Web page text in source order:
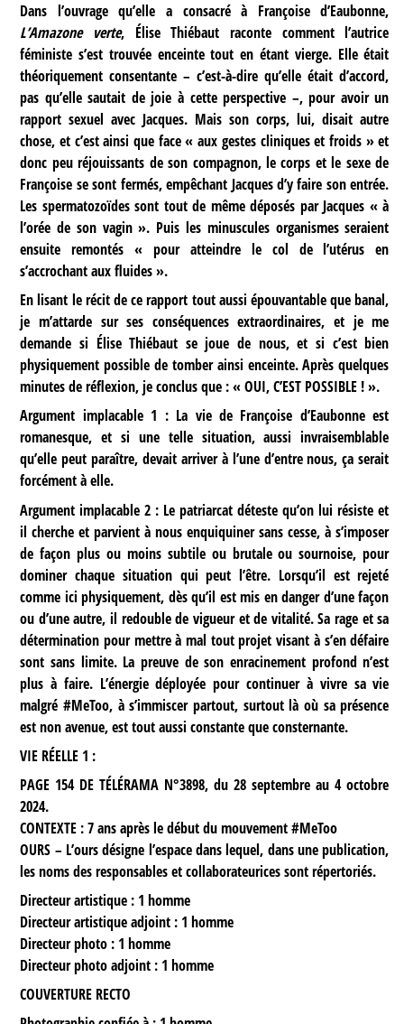
Dans l’ouvrage qu’elle a consacré à Françoise d’Eaubonne,
L’Amazone verte, Élise Thiébaut raconte comment l’autrice
féministe s’est trouvée enceinte tout en étant vierge. Elle était
théoriquement consentante – c’est-à-dire qu’elle était d’accord,
pas qu’elle sautait de joie à cette perspective –, pour avoir un
rapport sexuel avec Jacques. Mais son corps, lui, disait autre
chose, et c’est ainsi que face « aux gestes cliniques et froids » et
donc peu réjouissants de son compagnon, le corps et le sexe de
Françoise se sont fermés, empêchant Jacques d’y faire son entrée.
Les spermatozoïdes sont tout de même déposés par Jacques « à
l’orée de son vagin ». Puis les minuscules organismes seraient
ensuite remontés « pour atteindre le col de l’utérus en
s’accrochant aux fluides ».
En lisant le récit de ce rapport tout aussi épouvantable que banal,
je m’attarde sur ses conséquences extraordinaires, et je me
demande si Élise Thiébaut se joue de nous, et si c’est bien
physiquement possible de tomber ainsi enceinte. Après quelques
minutes de réflexion, je conclus que : « OUI, C’EST POSSIBLE ! ».
Argument implacable 1 : La vie de Françoise d’Eaubonne est
romanesque, et si une telle situation, aussi invraisemblable
qu’elle peut paraître, devait arriver à l’une d’entre nous, ça serait
forcément à elle.
Argument implacable 2 : Le patriarcat déteste qu’on lui résiste et
il cherche et parvient à nous enquiquiner sans cesse, à s’imposer
de façon plus ou moins subtile ou brutale ou sournoise, pour
dominer chaque situation qui peut l’être. Lorsqu’il est rejeté
comme ici physiquement, dès qu’il est mis en danger d’une façon
ou d’une autre, il redouble de vigueur et de vitalité. Sa rage et sa
détermination pour mettre à mal tout projet visant à s’en défaire
sont sans limite. La preuve de son enracinement profond n’est
plus à faire. L’énergie déployée pour continuer à vivre sa vie
malgré #MeToo, à s’immiscer partout, surtout là où sa présence
est non avenue, est tout aussi constante que consternante.
VIE RÉELLE 1 :
PAGE 154 DE TÉLÉRAMA N°3898, du 28 septembre au 4 octobre
2024.
CONTEXTE : 7 ans après le début du mouvement #MeToo
OURS – L’ours désigne l’espace dans lequel, dans une publication,
les noms des responsables et collaborateurices sont répertoriés.
Directeur artistique : 1 homme
Directeur artistique adjoint : 1 homme
Directeur photo : 1 homme
Directeur photo adjoint : 1 homme
COUVERTURE RECTO